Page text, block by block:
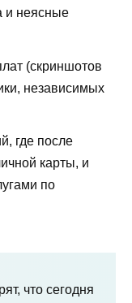
и неясные
(скриншотов
независимых
где после
карты, и
по
что сегодня